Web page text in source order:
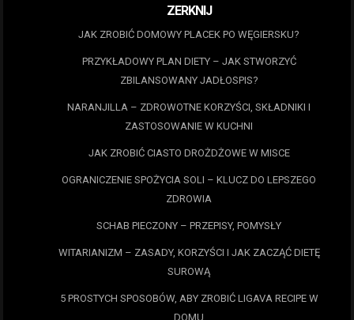
ZERKNIJ
JAK ZROBIĆ DOMOWY PLACEK PO WĘGIERSKU?
PRZYKŁADOWY PLAN DIETY – JAK STWORZYĆ
ZBILANSOWANY JADŁOSPIS?
NARANJILLA – ZDROWOTNE KORZYŚCI, SKŁADNIKI I
ZASTOSOWANIE W KUCHNI
JAK ZROBIĆ CIASTO DROŻDŻOWE W MISCE
OGRANICZENIE SPOŻYCIA SOLI – KLUCZ DO LEPSZEGO
ZDROWIA
SCHAB PIECZONY – PRZEPISY, POMYSŁY
WITARIANIZM – ZASADY, KORZYŚCI I JAK ZACZĄĆ DIETĘ
SUROWĄ
5 PROSTYCH SPOSOBÓW, ABY ZROBIĆ LIGAVA RECIPE W
DOMU